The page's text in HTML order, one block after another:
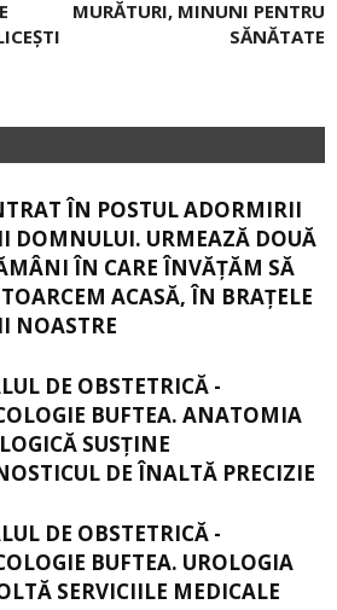
MURĂTURI, MINUNI PENTRU
SĂNĂTATE
ÎN POSTUL ADORMIRII
DOMNULUI. URMEAZĂ DOUĂ
ÎN CARE ÎNVĂŢĂM SĂ
ACASĂ, ÎN BRAŢELE
NOASTRE
DE OBSTETRICĂ -
BUFTEA. ANATOMIA
SUSŢINE
DE ÎNALTĂ PRECIZIE
DE OBSTETRICĂ -
BUFTEA. UROLOGIA
SERVICIILE MEDICALE